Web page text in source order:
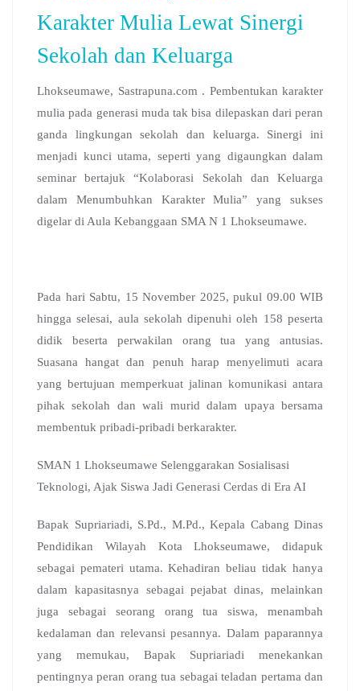
Karakter Mulia Lewat Sinergi
Sekolah dan Keluarga
Lhokseumawe, Sastrapuna.com . Pembentukan karakter
mulia pada generasi muda tak bisa dilepaskan dari peran
ganda lingkungan sekolah dan keluarga. Sinergi ini
menjadi kunci utama, seperti yang digaungkan dalam
seminar bertajuk “Kolaborasi Sekolah dan Keluarga
dalam Menumbuhkan Karakter Mulia” yang sukses
digelar di Aula Kebanggaan SMA N 1 Lhokseumawe.
Pada hari Sabtu, 15 November 2025, pukul 09.00 WIB
hingga selesai, aula sekolah dipenuhi oleh 158 peserta
didik beserta perwakilan orang tua yang antusias.
Suasana hangat dan penuh harap menyelimuti acara
yang bertujuan memperkuat jalinan komunikasi antara
pihak sekolah dan wali murid dalam upaya bersama
membentuk pribadi-pribadi berkarakter.
SMAN 1 Lhokseumawe Selenggarakan Sosialisasi
Teknologi, Ajak Siswa Jadi Generasi Cerdas di Era AI
Bapak Supriariadi, S.Pd., M.Pd., Kepala Cabang Dinas
Pendidikan Wilayah Kota Lhokseumawe, didapuk
sebagai pemateri utama. Kehadiran beliau tidak hanya
dalam kapasitasnya sebagai pejabat dinas, melainkan
juga sebagai seorang orang tua siswa, menambah
kedalaman dan relevansi pesannya. Dalam paparannya
yang memukau, Bapak Supriariadi menekankan
pentingnya peran orang tua sebagai teladan pertama dan